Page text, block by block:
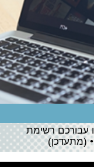
עבורכם רשימת
(מתעדכן)